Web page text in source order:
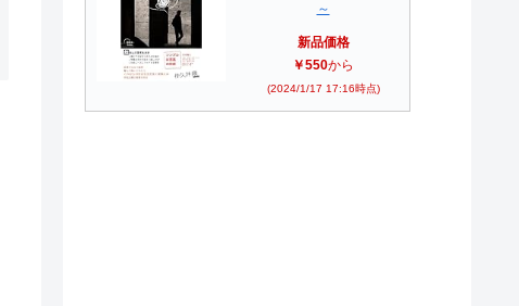
～
新品価格
￥550から
(2024/1/17 17:16時点)